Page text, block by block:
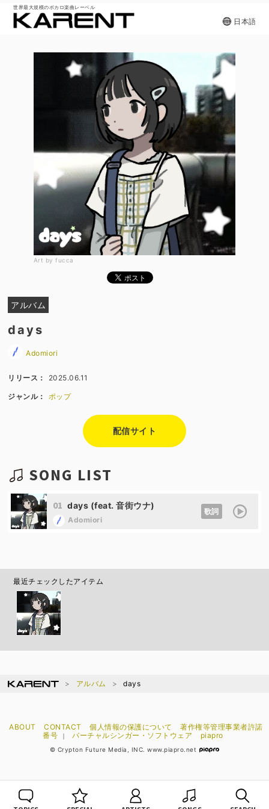
世界最大規模のボカロ楽曲レーベル
日本語
Art by fucca
アルバム
days
Adomiori
リリース： 2025.06.11
ジャンル： ポップ
配信サイト
SONG LIST
01 days (feat. 音街ウナ)
Adomiori
歌詞
最近チェックしたアイテム
アルバム days
ABOUT CONTACT 個人情報の保護について
著作権等管理事業者許諾
番号
｜ バーチャルシンガー・ソフトウェア piapro
© Crypton Future Media, INC. www.piapro.net